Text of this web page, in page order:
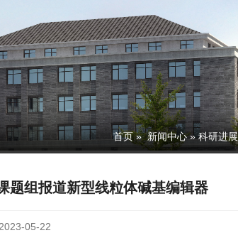
首页 » 新闻中心 » 科研进展
组报道新型线粒体碱基编辑器
05-22